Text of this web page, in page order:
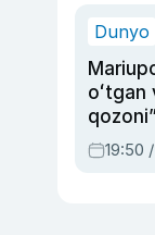
Dunyo
oʻtgan
19:50